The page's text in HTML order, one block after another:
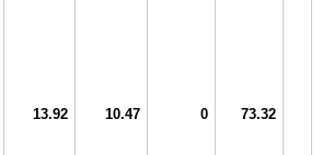
13.92 10.47 0 73.32